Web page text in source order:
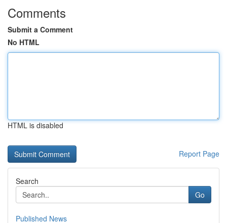
Comments
Submit a Comment
No HTML
HTML is disabled
Report Page
Search
Go
Published News